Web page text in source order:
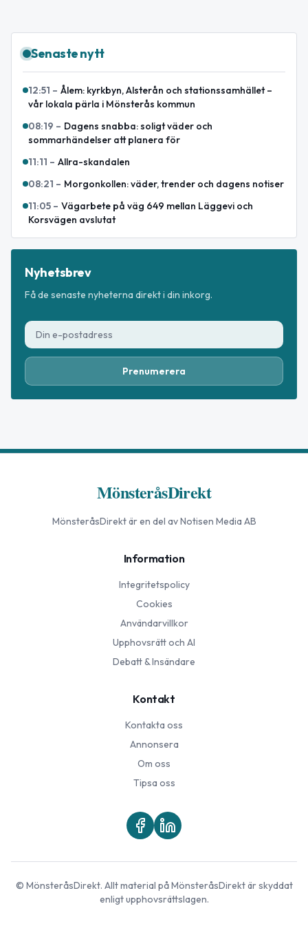
Senaste nytt
12:51 – Ålem: kyrkbyn, Alsterån och stationssamhället –
vår lokala pärla i Mönsterås kommun
08:19 – Dagens snabba: soligt väder och
sommarhändelser att planera för
11:11 – Allra-skandalen
08:21 – Morgonkollen: väder, trender och dagens notiser
11:05 – Vägarbete på väg 649 mellan Läggevi och
Korsvägen avslutat
Nyhetsbrev
Få de senaste nyheterna direkt i din inkorg.
Prenumerera
MönsteråsDirekt
MönsteråsDirektär en del av Notisen Media AB
Information
Integritetspolicy
Cookies
Användarvillkor
Upphovsrätt och AI
Debatt & Insändare
Kontakt
Kontakta oss
Annonsera
Om oss
Tipsa oss
© MönsteråsDirekt. Allt material påMönsteråsDirektär skyddat
enligt upphovsrättslagen.